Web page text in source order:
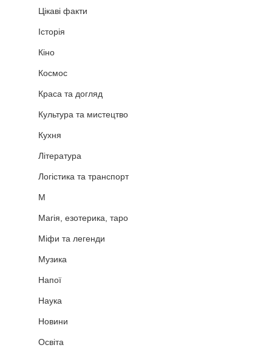
Цікаві факти
Історія
Кіно
Космос
Краса та догляд
Культура та мистецтво
Кухня
Література
Логістика та транспорт
М
Магія, езотерика, таро
Міфи та легенди
Музика
Напої
Наука
Новини
Освіта